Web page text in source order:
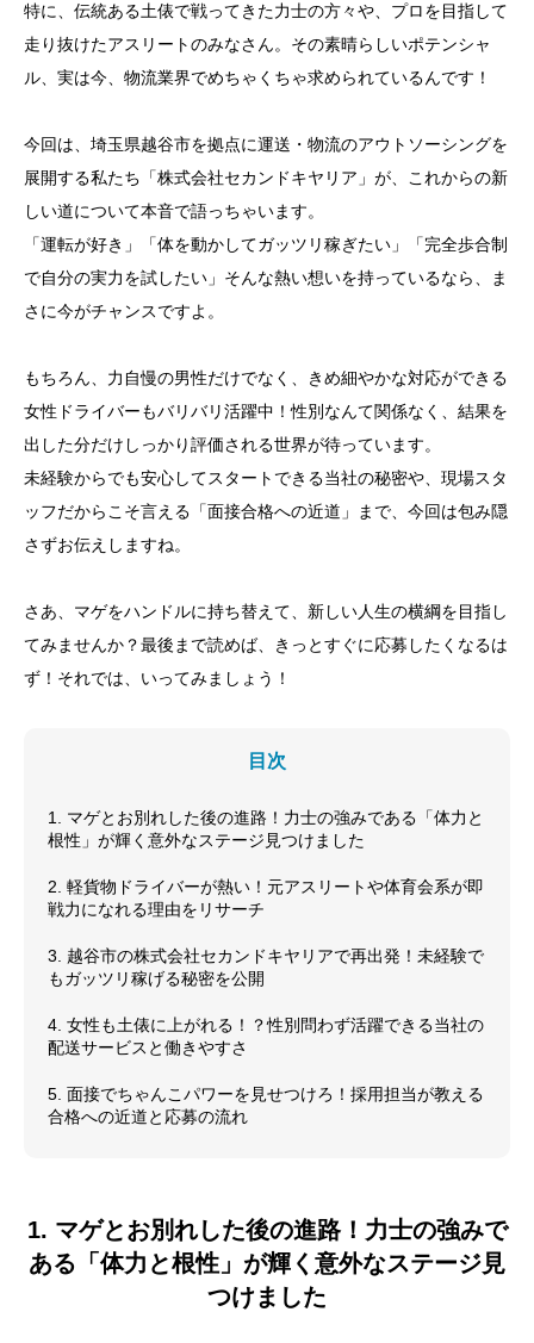
特に、伝統ある土俵で戦ってきた力士の方々や、プロを目指して
走り抜けたアスリートのみなさん。その素晴らしいポテンシャ
ル、実は今、物流業界でめちゃくちゃ求められているんです！
今回は、埼玉県越谷市を拠点に運送・物流のアウトソーシングを
展開する私たち「株式会社セカンドキヤリア」が、これからの新
しい道について本音で語っちゃいます。
「運転が好き」「体を動かしてガッツリ稼ぎたい」「完全歩合制
で自分の実力を試したい」そんな熱い想いを持っているなら、ま
さに今がチャンスですよ。
もちろん、力自慢の男性だけでなく、きめ細やかな対応ができる
女性ドライバーもバリバリ活躍中！性別なんて関係なく、結果を
出した分だけしっかり評価される世界が待っています。
未経験からでも安心してスタートできる当社の秘密や、現場スタ
ッフだからこそ言える「面接合格への近道」まで、今回は包み隠
さずお伝えしますね。
さあ、マゲをハンドルに持ち替えて、新しい人生の横綱を目指し
てみませんか？最後まで読めば、きっとすぐに応募したくなるは
ず！それでは、いってみましょう！
目次
1. マゲとお別れした後の進路！力士の強みである「体力と
根性」が輝く意外なステージ見つけました
2. 軽貨物ドライバーが熱い！元アスリートや体育会系が即
戦力になれる理由をリサーチ
3. 越谷市の株式会社セカンドキヤリアで再出発！未経験で
もガッツリ稼げる秘密を公開
4. 女性も土俵に上がれる！？性別問わず活躍できる当社の
配送サービスと働きやすさ
5. 面接でちゃんこパワーを見せつけろ！採用担当が教える
合格への近道と応募の流れ
1. マゲとお別れした後の進路！力士の強みで
ある「体力と根性」が輝く意外なステージ見
つけました